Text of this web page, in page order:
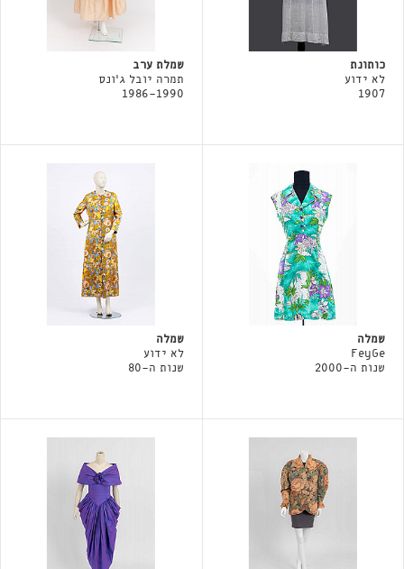
כותונת
לא ידוע
1907
שמלת ערב
תמרה יובל ג׳ונס
1986-1990
שמלה
FeyGe
שנות ה-2000
שמלה
לא ידוע
שנות ה-80